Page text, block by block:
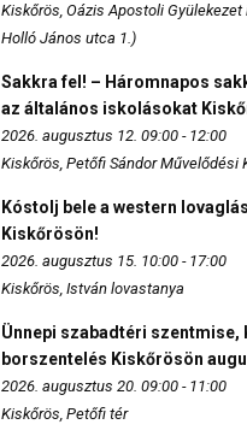
Kiskőrös, Oázis Apostoli
Holló János utca 1.)
Sakkra fel! – Háromnapos
az általános iskolásokat
2026. augusztus 12. 09:00 - 12:00
Kiskőrös, Petőfi Sándor Művelődési
Kóstolj bele a western
Kiskőrösön!
2026. augusztus 15. 10:00 - 17:00
Kiskőrös, István lovastanya
Ünnepi szabadtéri szentmise,
borszentelés Kiskőrösön
2026. augusztus 20. 09:00 - 11:00
Kiskőrös, Petőfi tér